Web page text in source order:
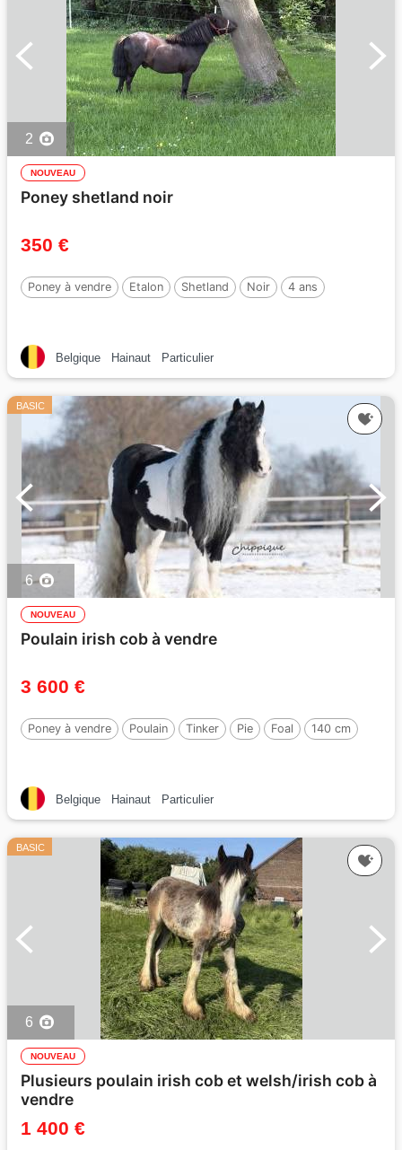
2
NOUVEAU
Poney shetland noir
350 €
Poney à vendre Etalon Shetland Noir 4 ans
Belgique Hainaut Particulier
BASIC
6
NOUVEAU
Poulain irish cob à vendre
3 600 €
Poney à vendre Poulain Tinker Pie Foal 140 cm
Belgique Hainaut Particulier
BASIC
6
NOUVEAU
Plusieurs poulain irish cob et welsh/irish cob à
vendre
1 400 €